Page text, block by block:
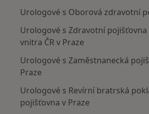
Urologové s Oborová zdravotní
Urologové s Zdravotní
vnitra ČR v Praze
Urologové s Zaměstnanecká
Praze
Urologové s Revírní bratrská
pojišťovna v Praze